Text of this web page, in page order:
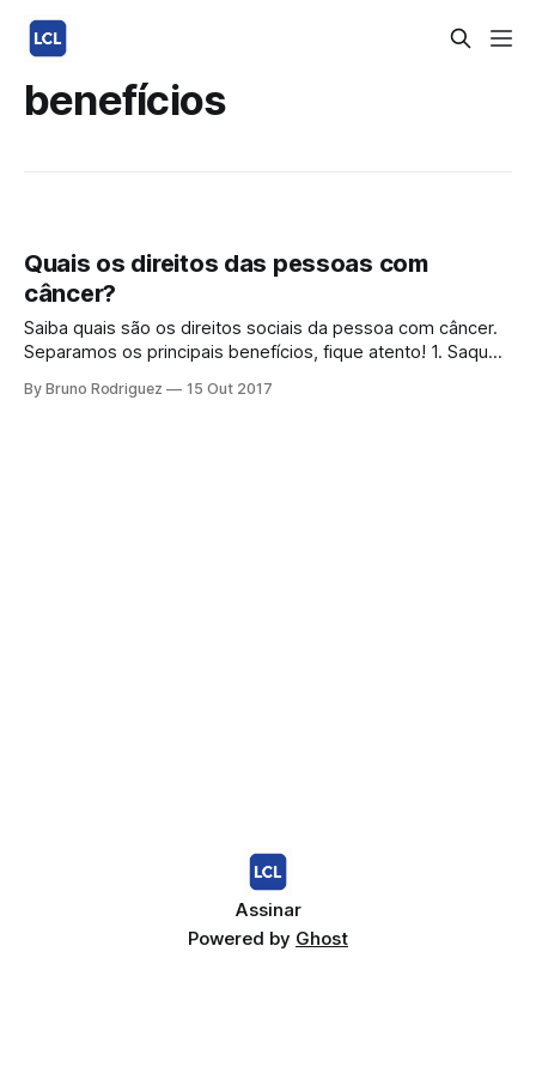
benefícios
Quais os direitos das pessoas com
câncer?
Saiba quais são os direitos sociais da pessoa com câncer.
Separamos os principais benefícios, fique atento! 1. Saque
do FGTS? Sim. Na fase sintomática da doença, o
By Bruno Rodriguez 15 Out 2017
Assinar
Powered by Ghost